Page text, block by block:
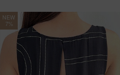
NEW
7%